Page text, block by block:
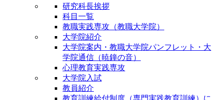
研究科長挨拶
科目一覧
教職実践専攻（教職大学院）
大学院紹介
大学院案内・教職大学院パンフレット・大
学院通信（暁鐘の音）
心理教育実践専攻
大学院入試
教員紹介
教育訓練給付制度（専門実践教育訓練）に